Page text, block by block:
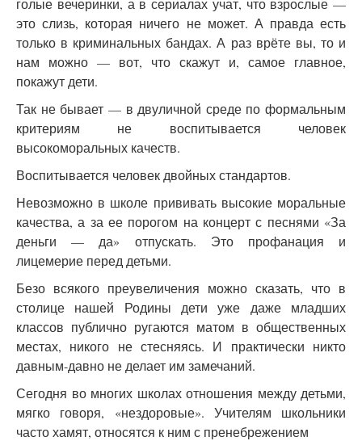
это слизь, которая ничего не может. А правда есть
только в криминальных бандах. А раз врёте вы, то и
нам можно — вот, что скажут и, самое главное,
покажут дети.
Так не бывает — в двуличной среде по формальным
критериям не воспитывается человек
высокоморальных качеств.
Воспитывается человек двойных стандартов.
Невозможно в школе прививать высокие моральные
качества, а за ее порогом на концерт с песнями «За
деньги — да» отпускать. Это профанация и
лицемерие перед детьми.
Безо всякого преувеличения можно сказать, что в
столице нашей Родины дети уже даже младших
классов публично ругаются матом в общественных
местах, никого не стесняясь. И практически никто
давным-давно не делает им замечаний.
Сегодня во многих школах отношения между детьми,
мягко говоря, «нездоровые». Учителям школьники
часто хамят, относятся к ним с пренебрежением